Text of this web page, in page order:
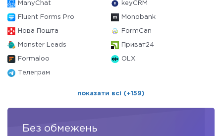
ManyChat keyCRM
Fluent Forms Pro Monobank
Нова Пошта FormCan
Monster Leads Приват24
Formaloo OLX
Телеграм
показати всі (+159)
Без обмежень